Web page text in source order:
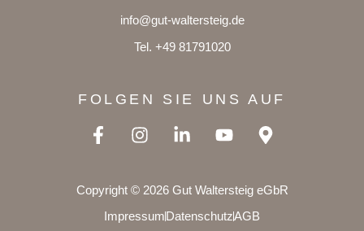
info@gut-waltersteig.de
Tel. +49 81791020
FOLGEN SIE UNS AUF
Copyright © 2026 Gut Waltersteig eGbR
ImpressumDatenschutzAGB